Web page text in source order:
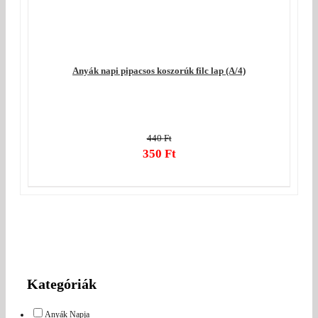
Anyák napi pipacsos koszorúk filc lap (A/4)
440Ft
Original
350 Ft
Kategóriák
Anyák Napja